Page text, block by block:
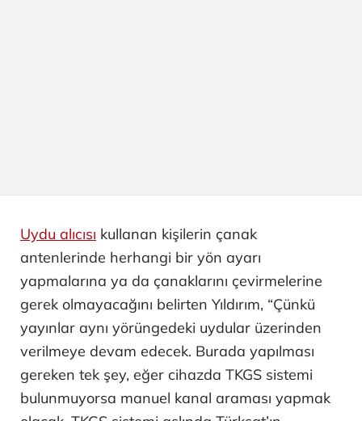
Uydu alıcısı kullanan kişilerin çanak
antenlerinde herhangi bir yön ayarı
yapmalarına ya da çanaklarını çevirmelerine
gerek olmayacağını belirten Yıldırım, “Çünkü
yayınlar aynı yörüngedeki uydular üzerinden
verilmeye devam edecek. Burada yapılması
gereken tek şey, eğer cihazda TKGS sistemi
bulunmuyorsa manuel kanal araması yapmak